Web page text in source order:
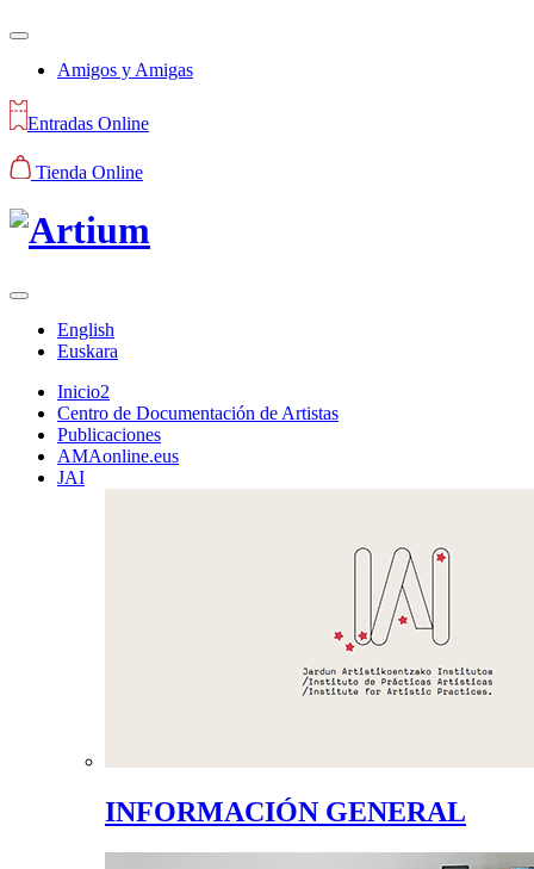
Amigos y Amigas
Entradas Online
Tienda Online
English
Euskara
Inicio2
Centro de Documentación de Artistas
Publicaciones
AMAonline.eus
JAI
INFORMACIÓN GENERAL